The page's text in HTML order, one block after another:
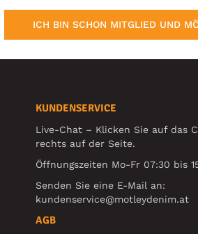
ICH BIN SCHON MITGLIED UND
KUNDENSERVICE
Live-Chat – Klicken Sie auf das
rechts auf der Seite.
Öffnungszeiten Mo-Fr 07:30 bis
Senden Sie eine E-Mail an:
kundenservice@motleydenim.at
AGB